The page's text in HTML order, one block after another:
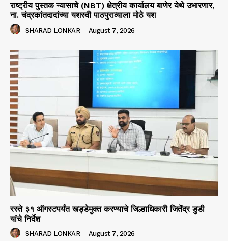
राष्ट्रीय पुस्तक न्यासाचे (NBT) क्षेत्रीय कार्यालय बाणेर येथे उभारणार,
ना. चंद्रकांतदादांच्या यशस्वी पाठपुराव्याला मोठे यश
SHARAD LONKAR - August 7, 2026
रस्ते ३१ ऑगस्टपर्यंत खड्डेमुक्त करण्याचे जिल्हाधिकारी जितेंद्र डुडी
यांचे निर्देश
SHARAD LONKAR - August 7, 2026